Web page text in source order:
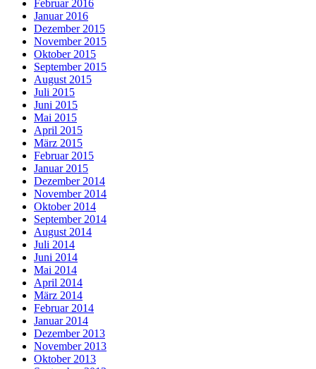
Februar 2016
Januar 2016
Dezember 2015
November 2015
Oktober 2015
September 2015
August 2015
Juli 2015
Juni 2015
Mai 2015
April 2015
März 2015
Februar 2015
Januar 2015
Dezember 2014
November 2014
Oktober 2014
September 2014
August 2014
Juli 2014
Juni 2014
Mai 2014
April 2014
März 2014
Februar 2014
Januar 2014
Dezember 2013
November 2013
Oktober 2013